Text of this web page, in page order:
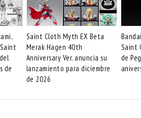
de
Saint Cloth Myth EX Beta
Merak Hagen 40th
Anniversary Ver. anuncia su
lanzamiento para diciembre
de 2026
Saint
de